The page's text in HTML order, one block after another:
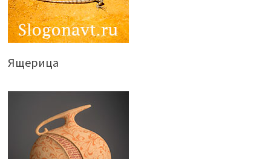
Ящерица